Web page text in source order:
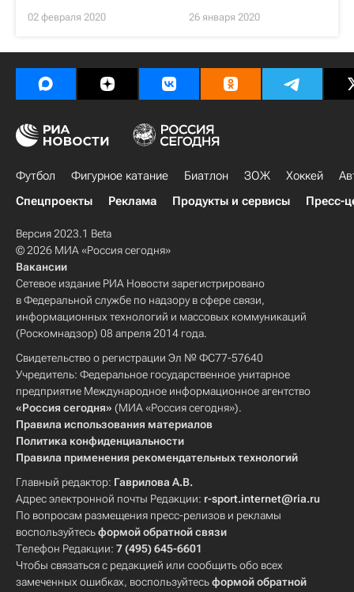
02 февраля 2020 26 января 2020
Футбол Фигурное катание Биатлон ЗОЖ Хоккей
Спецпроекты
Реклама Продукты и сервисы Пресс-
Версия 2023.1 Beta
© 2026 МИА «Россия сегодня»
Вакансии
Сетевое издание РИА Новости зарегистрировано
в Федеральной службе по надзору в сфере связи,
информационных технологий и массовых коммуникаций
(Роскомнадзор) 08 апреля 2014 года.
Свидетельство о регистрации Эл № ФС77-57640
Учредитель: Федеральное государственное унитарное
предприятие Международное информационное агентство
«Россия сегодня» (МИА «Россия сегодня»).
Правила использования материалов
Политика конфиденциальности
Правила применения рекомендательных технологий
Главный редактор: Гаврилова А.В.
Адрес электронной почты Редакции: r-sport.internet@ria.ru
По вопросам размещения пресс-релизов и рекламы
воспользуйтесьформой обратной связи
Телефон Редакции: 7 (495) 645-6601
Чтобы связаться с редакцией или сообщить обо всех
замеченных ошибках, воспользуйтесьформой обратной